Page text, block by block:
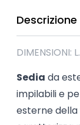
Descrizione
DIMENSIONI:
Sedia da
impilabili e
esterne della